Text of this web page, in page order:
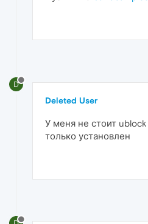
D
Deleted User
У меня не стоит
только установлен